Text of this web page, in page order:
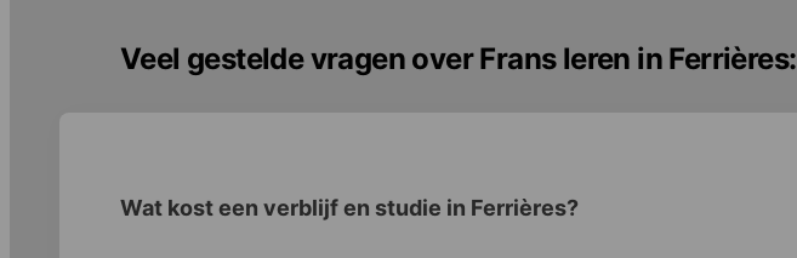
Veel gestelde vragen over Frans leren in Ferrières:
Wat kost een verblijf en studie in Ferrières?